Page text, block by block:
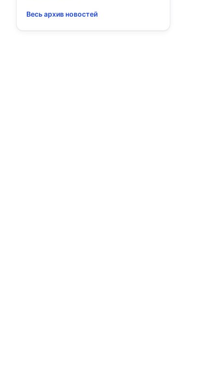
Весь архив новостей